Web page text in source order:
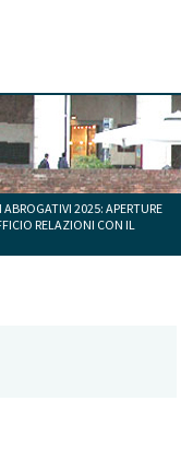
ABROGATIVI 2025: APERTURE
RELAZIONI CON IL